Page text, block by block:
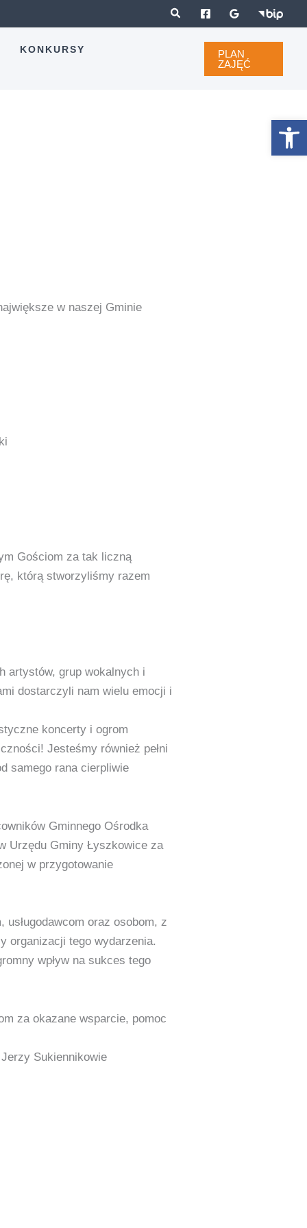
KONKURSY
PLAN
ZAJĘĆ
w naszej Gminie
Gościom za tak liczną
którą stworzyliśmy razem
artystów, grup wokalnych i
dostarczyli nam wielu emocji i
koncerty i ogrom
Jesteśmy również pełni
samego rana cierpliwie
Gminnego Ośrodka
Urzędu Gminy Łyszkowice za
w przygotowanie
oraz osobom, z
organizacji tego wydarzenia.
wpływ na sukces tego
za okazane wsparcie, pomoc
Jerzy Sukiennikowie